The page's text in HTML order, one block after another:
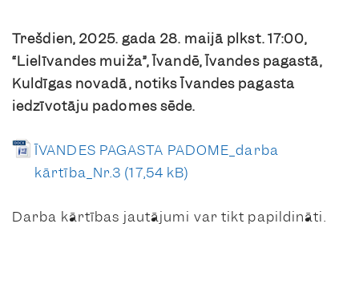
Trešdien, 2025. gada 28. maijā plkst. 17:00,
“Lielīvandes muiža”, Īvandē, Īvandes pagastā,
Kuldīgas novadā, notiks Īvandes pagasta
iedzīvotāju padomes sēde.
ĪVANDES PAGASTA PADOME_darba
kārtība_Nr.3
Darba kārtības jautājumi var tikt papildināti.